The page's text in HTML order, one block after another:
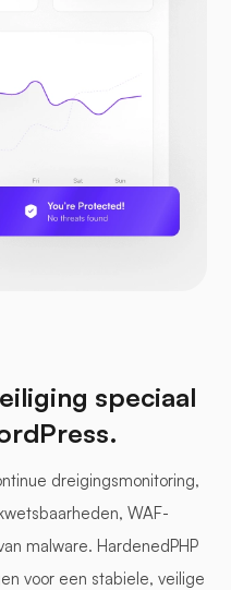
speciaal
dreigingsmonitoring,
WAF-
malware. HardenedPHP
voor een stabiele, veilige